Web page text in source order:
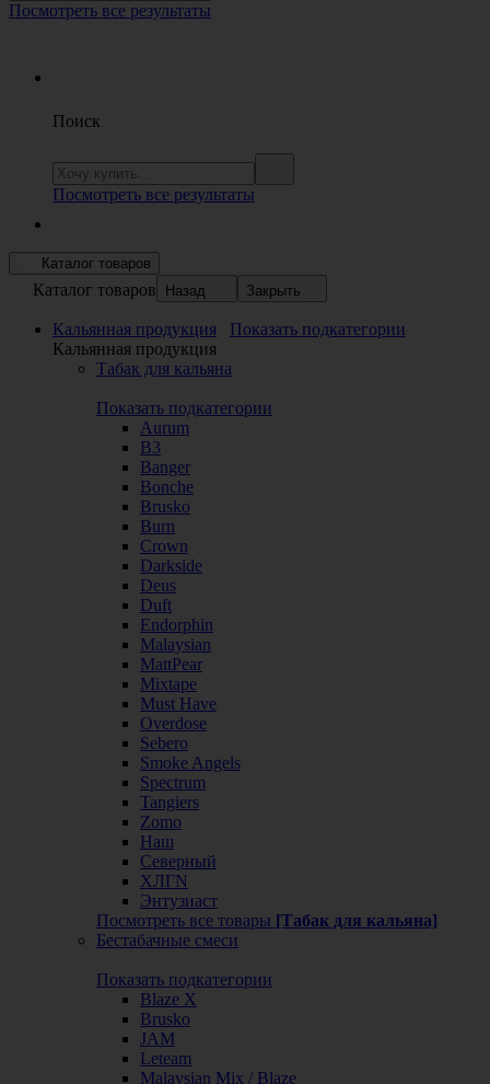
Посмотреть все результаты
Поиск
Посмотреть все результаты
Каталог товаров
Каталог товаров Назад Закрыть
Кальянная продукция
Показать подкатегории
Кальянная продукция
Табак для кальяна
Показать подкатегории
Aurum
B3
Banger
Bonche
Brusko
Burn
Crown
Darkside
Deus
Duft
Endorphin
Malaysian
MattPear
Mixtape
Must Have
Overdose
Sebero
Smoke Angels
Spectrum
Tangiers
Zomo
Наш
Северный
ХЛГN
Энтузиаст
Посмотреть все товары [Табак для кальяна]
Бестабачные смеси
Показать подкатегории
Blaze X
Brusko
JAM
Leteam
Malaysian Mix / Blaze